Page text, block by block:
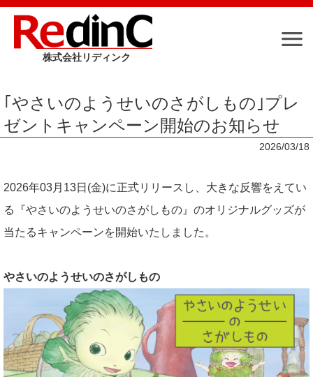
株式会社リディンク
トップページ
スマートフォンアプリ
コンテンツ
会社概要
｢やさいのようせいのさがしもの｣プレ
ゼントキャンペーン開始のお知らせ
2026/03/18
2026年03月13日(金)に正式リリースし、大きな反響をえてい
る『やさいのようせいのさがしもの』のオリジナルグッズが
当たるキャンペーンを開始いたしました。
やさいのようせいのさがしもの